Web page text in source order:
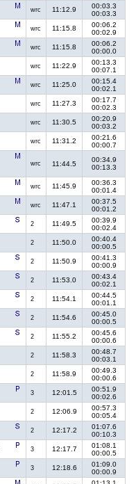
wrc 11:12.9
00:03.3
00:03.3
wrc 11:15.8
00:06.2
00:02.9
wrc 11:15.8
00:06.2
00:00.0
wrc 11:22.9
00:13.3
00:07.1
wrc 11:25.0
00:15.4
00:02.1
wrc 11:27.3
00:17.7
00:02.3
wrc 11:30.5
00:20.9
00:03.2
wrc 11:31.2
00:21.6
00:00.7
wrc 11:44.5
00:34.9
00:13.3
wrc 11:45.9
00:36.3
00:01.4
wrc 11:47.1
00:37.5
00:01.2
2 11:49.5
00:39.9
00:02.4
2 11:50.0
00:40.4
00:00.5
2 11:50.9
00:41.3
00:00.9
2 11:53.0
00:43.4
00:02.1
2 11:54.1
00:44.5
00:01.1
2 11:54.6
00:45.0
00:00.5
2 11:55.2
00:45.6
00:00.6
2 11:58.3
00:48.7
00:03.1
2 11:58.9
00:49.3
00:00.6
3 12:01.5
00:51.9
00:02.6
2 12:06.9
00:57.3
00:05.4
2 12:17.2
01:07.6
00:10.3
3 12:17.7
01:08.1
00:00.5
3 12:18.6
01:09.0
00:00.9